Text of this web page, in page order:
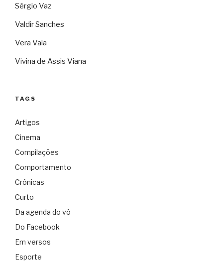
Sérgio Vaz
Valdir Sanches
Vera Vaia
Vivina de Assis Viana
TAGS
Artigos
Cinema
Compilações
Comportamento
Crônicas
Curto
Da agenda do vô
Do Facebook
Em versos
Esporte